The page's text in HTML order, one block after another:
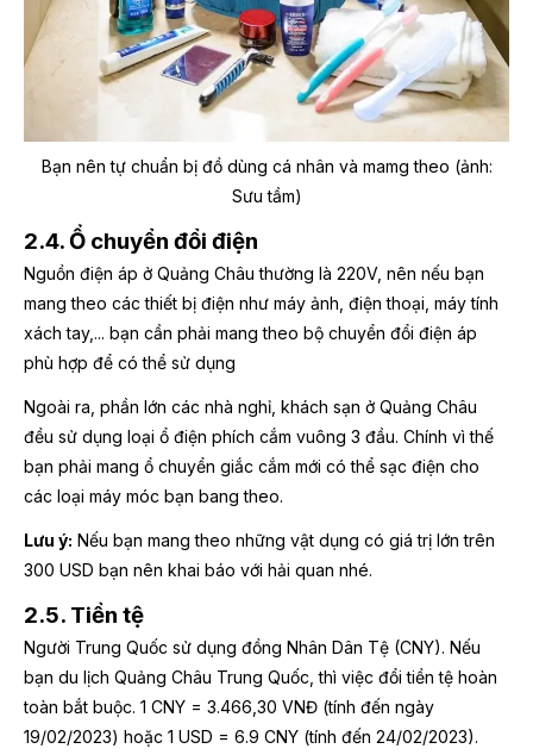
Bạn nên tự chuẩn bị đồ dùng cá nhân và mamg theo (ảnh:
Sưu tầm)
2.4. Ổ chuyển đổi điện
Nguồn điện áp ở Quảng Châu thường là 220V, nên nếu bạn
mang theo các thiết bị điện như máy ảnh, điện thoại, máy tính
xách tay,... bạn cần phải mang theo bộ chuyển đổi điện áp
phù hợp để có thể sử dụng
Ngoài ra, phần lớn các nhà nghỉ, khách sạn ở Quảng Châu
đều sử dụng loại ổ điện phích cắm vuông 3 đầu. Chính vì thế
bạn phải mang ổ chuyển giắc cắm mới có thể sạc điện cho
các loại máy móc bạn bang theo.
Lưu ý: Nếu bạn mang theo những vật dụng có giá trị lớn trên
300 USD bạn nên khai báo với hải quan nhé.
2.5. Tiền tệ
Người Trung Quốc sử dụng đồng Nhân Dân Tệ (CNY). Nếu
bạn du lịch Quảng Châu Trung Quốc, thì việc đổi tiền tệ hoàn
toàn bắt buộc. 1 CNY = 3.466,30 VNĐ (tính đến ngày
19/02/2023) hoặc 1 USD = 6.9 CNY (tính đến 24/02/2023).